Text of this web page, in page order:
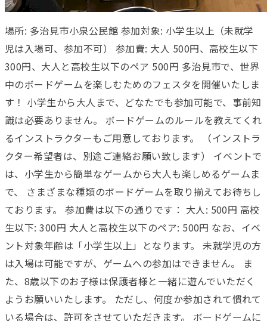
場所: 多治見市小泉公民館 参加対象: 小学生以上（未就学
児は入場可、参加不可） 参加費: 大人 500円、高校生以下
300円、大人と高校生以下のペア 500円 多治見市で、世界
中のボードゲームを楽しむためのフェスタを開催いたしま
す！ 小学生から大人まで、どなたでも参加可能で、事前知
識は必要ありません。 ボードゲームのルールを教えてくれ
るインストラクターもご用意しております。 （インストラ
クター希望者は、別途ご連絡お願い致します） イベントで
は、小学生から簡単なゲームから大人も楽しめるゲームま
で、 さまざまな種類のボードゲームを取り揃えてお待ちし
ております。 参加費は以下の通りです： 大人: 500円 高校
生以下: 300円 大人と高校生以下のペア: 500円 なお、イベ
ント対象年齢は「小学生以上」となります。 未就学児の方
は入場は可能ですが、ゲームへの参加はできません。 ま
た、8歳以下のお子様は保護者様と一緒に遊んでいただく
ようお願いいたします。 ただし、何度か参加されて慣れて
いる場合は、許可をさせていただきます。 ボードゲームに